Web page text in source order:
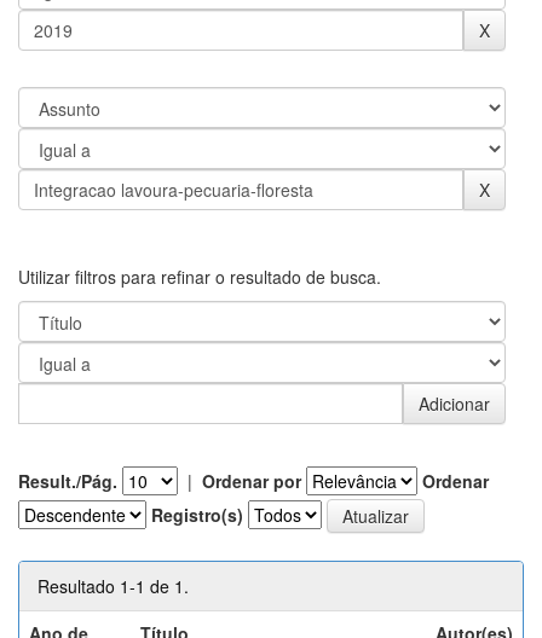
Utilizar filtros para refinar o resultado de busca.
Result./Pág. | Ordenar por
Ordenar
Registro(s)
Resultado 1-1 de 1.
Ano de
Título Autor(es)